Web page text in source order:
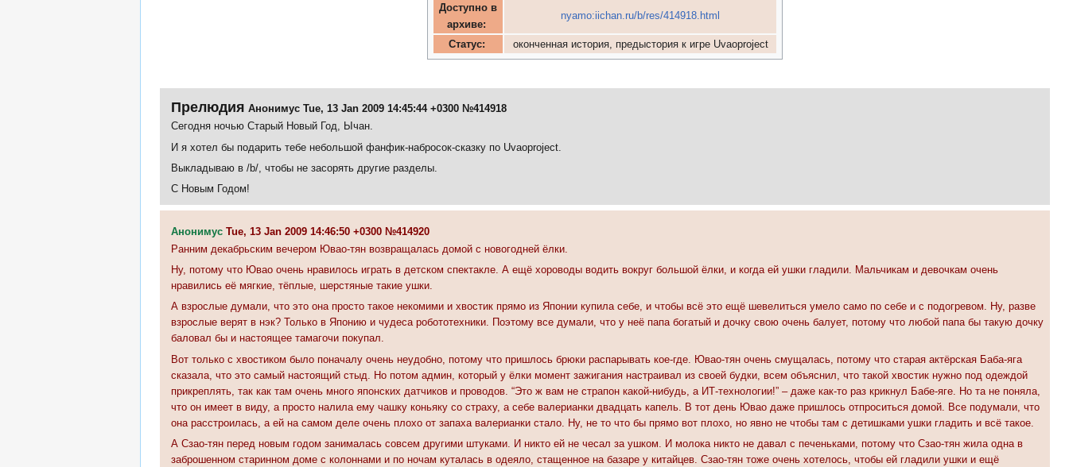
Доступно в
архиве:
nyamo:iichan.ru/b/res/414918.html
Статус: оконченная история, предыстория к игре Uvaoproject
Прелюдия Анонимус Tue, 13 Jan 2009 14:45:44 +0300 №414918
Сегодня ночью Старый Новый Год, Ычан.
И я хотел бы подарить тебе небольшой фанфик-набросок-сказку по Uvaoproject.
Выкладываю в /b/, чтобы не засорять другие разделы.
С Новым Годом!
Анонимус Tue, 13 Jan 2009 14:46:50 +0300 №414920
Ранним декабрьским вечером Ювао-тян возвращалась домой с новогодней ёлки.
Ну, потому что Ювао очень нравилось играть в детском спектакле. А ещё хороводы водить вокруг большой ёлки, и когда ей ушки гладили. Мальчикам и девочкам очень
нравились её мягкие, тёплые, шерстяные такие ушки.
А взрослые думали, что это она просто такое некомими и хвостик прямо из Японии купила себе, и чтобы всё это ещё шевелиться умело само по себе и с подогревом. Ну, разве
взрослые верят в нэк? Только в Японию и чудеса робототехники. Поэтому все думали, что у неё папа богатый и дочку свою очень балует, потому что любой папа бы такую дочку
баловал бы и настоящее тамагочи покупал.
Вот только с хвостиком было поначалу очень неудобно, потому что пришлось брюки распарывать кое-где. Ювао-тян очень смущалась, потому что старая актёрская Баба-яга
сказала, что это самый настоящий стыд. Но потом админ, который у ёлки момент зажигания настраивал из своей будки, всем объяснил, что такой хвостик нужно под одеждой
прикреплять, так как там очень много японских датчиков и проводов. “Это ж вам не страпон какой-нибудь, а ИТ-технологии!” – даже как-то раз крикнул Бабе-яге. Но та не поняла,
что он имеет в виду, а просто налила ему чашку коньяку со страху, а себе валерианки двадцать капель. В тот день Ювао даже пришлось отпроситься домой. Все подумали, что
она расстроилась, а ей на самом деле очень плохо от запаха валерианки стало. Ну, не то что бы прямо вот плохо, но явно не чтобы там с детишками ушки гладить и всё такое.
А Сзао-тян перед новым годом занималась совсем другими штуками. И никто ей не чесал за ушком. И молока никто не давал с печеньками, потому что Сзао-тян жила одна в
заброшенном старинном доме с колоннами и по ночам куталась в одеяло, стащенное на базаре у китайцев. Сзао-тян тоже очень хотелось, чтобы ей гладили ушки и ещё